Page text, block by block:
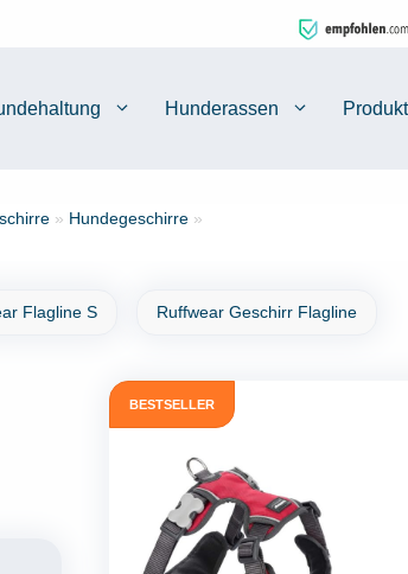
Hunderassen
» Hundegeschirre »
Flagline S Ruffwear Geschirr Flagline
BESTSELLER